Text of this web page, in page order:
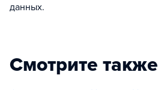
данных.
Смотрите также